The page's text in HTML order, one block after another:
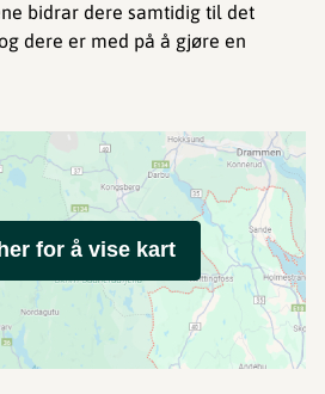
bidrar dere samtidig til det
dere er med på å gjøre en
for å vise kart